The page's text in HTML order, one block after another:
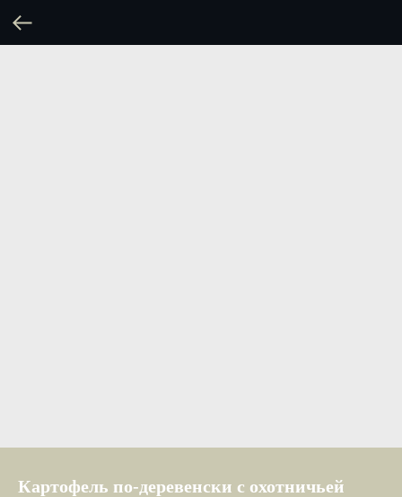
Картофель по-деревенски с охотничьей